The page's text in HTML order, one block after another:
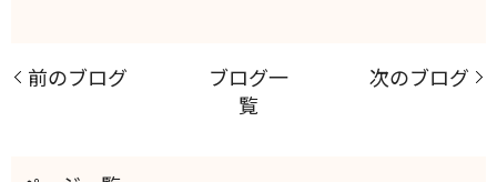
前のブログ
ブログ一
覧
次のブログ